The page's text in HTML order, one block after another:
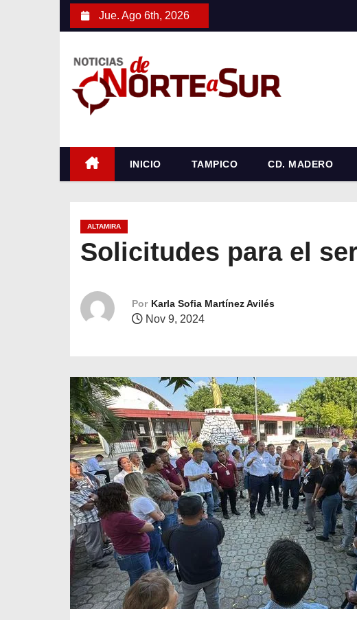
o
Jue. Ago 6th, 2026
INICIO TAMPICO CD. MADERO
ALTAMIRA
Solicitudes para el
Por Karla Sofia Martínez Avilés
Nov 9, 2024